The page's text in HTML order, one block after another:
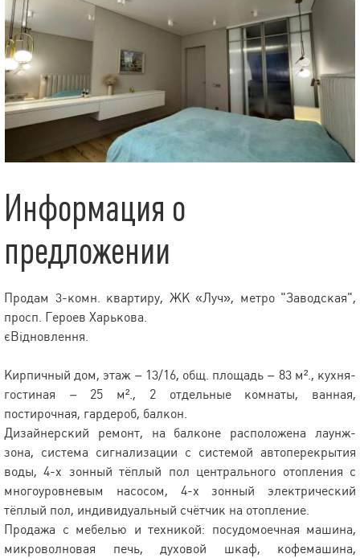
Информация о
предложении
Продам 3-комн. квартиру, ЖК «Луч», метро "Заводская",
просп. Героев Харькова.
єВідновлення.
Кирпичный дом, этаж – 13/16, общ. площадь – 83 м²., кухня-
гостиная – 25 м²., 2 отдельные комнаты, ванная,
постирочная, гардероб, балкон.
Дизайнерский ремонт, на балконе расположена лаунж-
зона, система сигнализации с системой автоперекрытия
воды, 4-х зонный тёплый пол центрального отопления с
многоуровневым насосом, 4-х зонный электрический
тёплый пол, индивидуальный счётчик на отопление.
Продажа с мебелью и техникой: посудомоечная машина,
микроволновая печь, духовой шкаф, кофемашина,